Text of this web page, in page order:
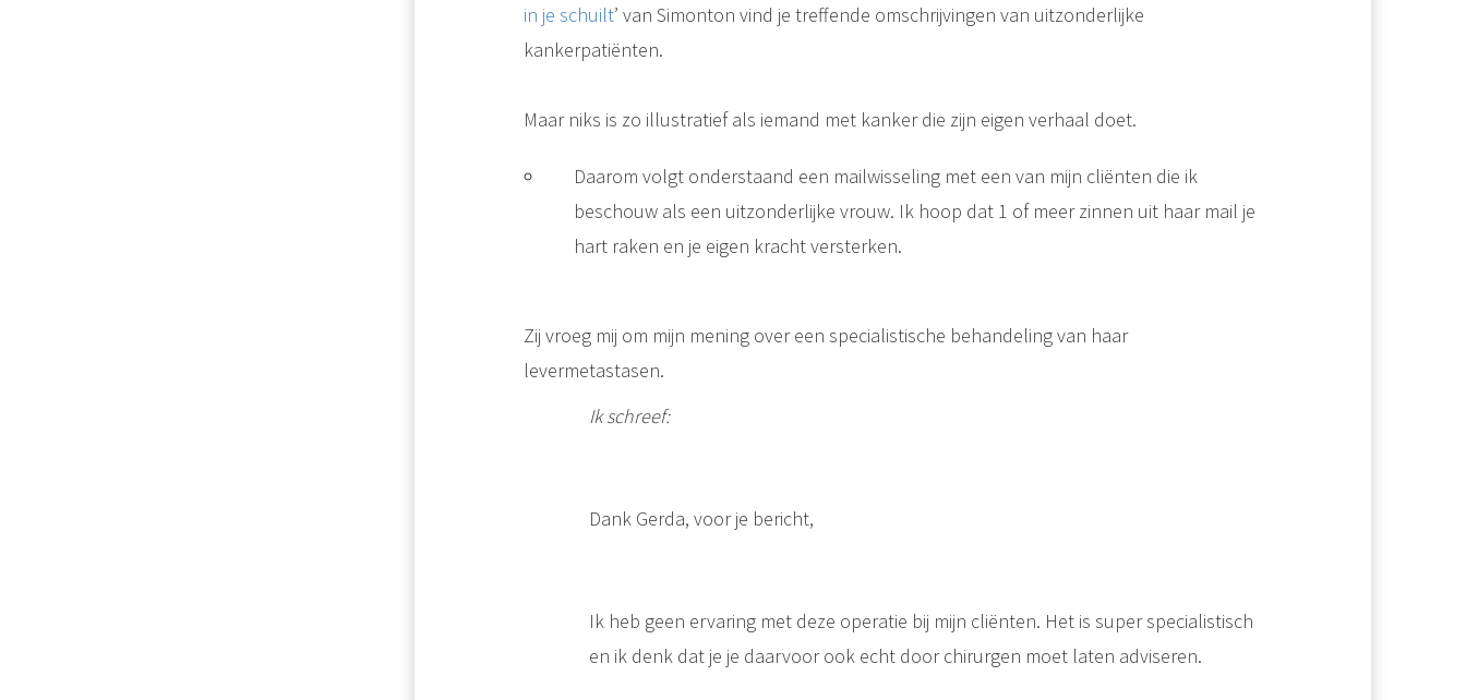
in je schuilt’ van Simonton vind je treffende omschrijvingen van uitzonderlijke
kankerpatiënten.
Maar niks is zo illustratief als iemand met kanker die zijn eigen verhaal doet.
Daarom volgt onderstaand een mailwisseling met een van mijn cliënten die ik
beschouw als een uitzonderlijke vrouw. Ik hoop dat 1 of meer zinnen uit haar mail je
hart raken en je eigen kracht versterken.
Zij vroeg mij om mijn mening over een specialistische behandeling van haar
levermetastasen.
Ik schreef:
Dank Gerda, voor je bericht,
Ik heb geen ervaring met deze operatie bij mijn cliënten. Het is super specialistisch
en ik denk dat je je daarvoor ook echt door chirurgen moet laten adviseren.